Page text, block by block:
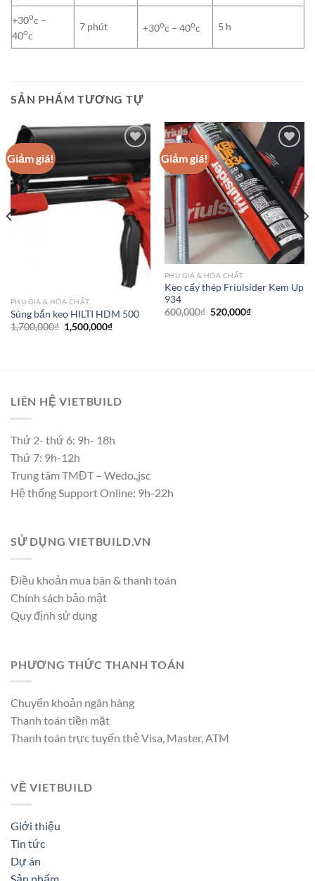
+30oc –
40oc
7 phút +30oc – 40oc 5 h
SẢN PHẨM TƯƠNG TỰ
Giảm giá!
wishlist
PHỤ GIA & HÓA CHẤT
Súng bắn keo HILTI HDM 500
1,700,000₫ Giá
gốc
1,500,000₫Giá
Giảm giá!
Add to
wishlist
PHỤ GIA & HÓA CHẤT
Keo cấy thép Friulsider Kem Up
934
600,000₫ Giá
520,000₫Giá
LIÊN HỆ VIETBUILD
Thứ 2- thứ 6: 9h- 18h
Thứ 7: 9h-12h
Trung tâm TMĐT – Wedo.,jsc
Hệ thống Support Online: 9h-22h
SỬ DỤNG VIETBUILD.VN
Điều khoản mua bán & thanh toán
Chính sách bảo mật
Quy định sử dụng
PHƯƠNG THỨC THANH TOÁN
Chuyển khoản ngân hàng
Thanh toán tiền mặt
Thanh toán trực tuyến thẻ Visa, Master, ATM
VỀ VIETBUILD
Giới thiệu
Tin tức
Dự án
Sản phẩm